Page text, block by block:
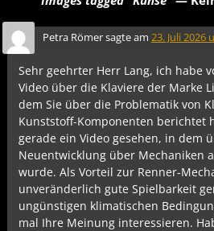
Petra Römersagte am 23. Juli 2026
Sehr geehrter Herr Lang, ich habe
Video über die Klaviere der Marke
dem Sie über die Problematik von
Kunststoff-Komponenten berichtet
gerade ein Video gesehen, in dem
Neuentwicklung über Mechaniken
wurde. Als Vorteil zur Renner-
unveränderlich gute Spielbarkeit
ungünstigen klimatischen
mal Ihre Meinung interessieren.